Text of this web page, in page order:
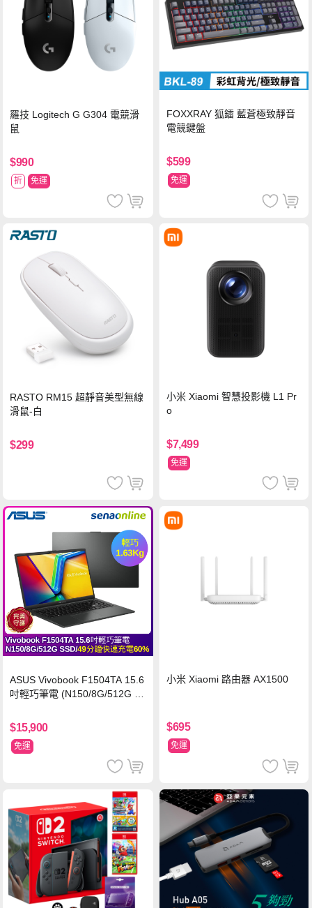
羅技 Logitech G G304 電競滑
鼠
$990
折 免運
FOXXRAY 狐鐳 藍蒼極致靜音
電競鍵盤
$599
免運
RASTO RM15 超靜音美型無線
滑鼠-白
$299
小米 Xiaomi 智慧投影機 L1 Pr
o
$7,499
免運
ASUS Vivobook F1504TA 15.6
吋輕巧筆電 (N150/8G/512G S
$15,900
免運
小米 Xiaomi 路由器 AX1500
$695
免運